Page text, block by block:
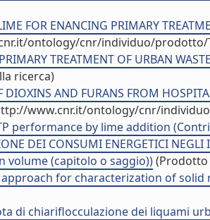
FOR ENANCING PRIMARY
ontology/cnr/individuo/prodotto/
TREATMENT OF URBAN
ricerca)
DIOXINS AND FURANS FROM
www.cnr.it/ontology/cnr/
performance by lime addition
DEI CONSUMI ENERGETICI
volume (capitolo o saggio))(Prodotto
for characterization of
di chiariflocculazione dei liquami